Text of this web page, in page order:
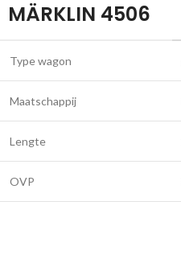
MÄRKLIN 4506
Type wagon
Maatschappij
Lengte
OVP